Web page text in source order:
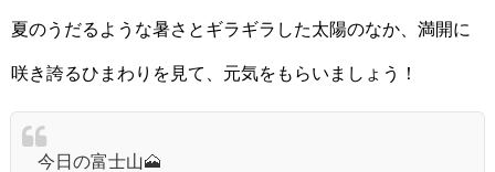
夏のうだるような暑さとギラギラした太陽のなか、満開に
咲き誇るひまわりを見て、元気をもらいましょう！
今日の富士山🗻